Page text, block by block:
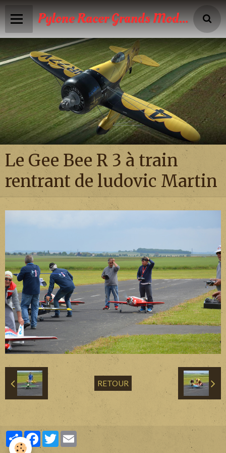
Pylone Racer Grands Modèles
Accueil
Infos
Calendrier
Reportages photos
News
Vidéos
Boutique
Liens
Contact
Le Gee Bee R 3 à train
rentrant de ludovic Martin
RETOUR
PartagerFacebook
Twitter
Email